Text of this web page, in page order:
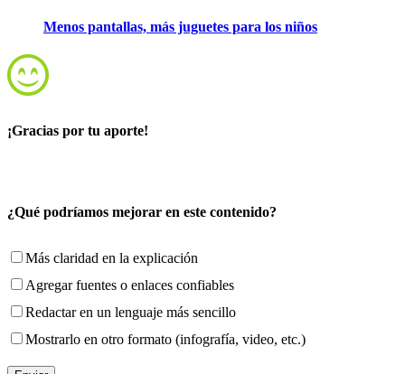
Menos pantallas, más juguetes para los niños
¡Gracias por tu aporte!
¿Qué podríamos mejorar en este contenido?
Más claridad en la explicación
Agregar fuentes o enlaces confiables
Redactar en un lenguaje más sencillo
Mostrarlo en otro formato (infografía, video, etc.)